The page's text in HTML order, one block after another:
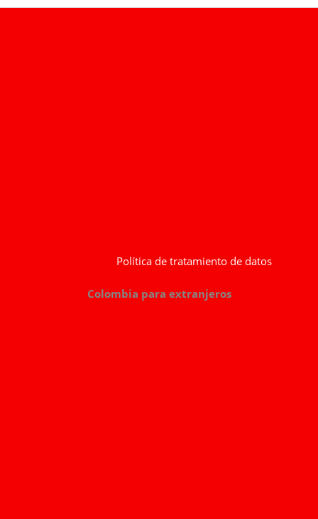
Política de tratamiento de datos
Colombia para extranjeros